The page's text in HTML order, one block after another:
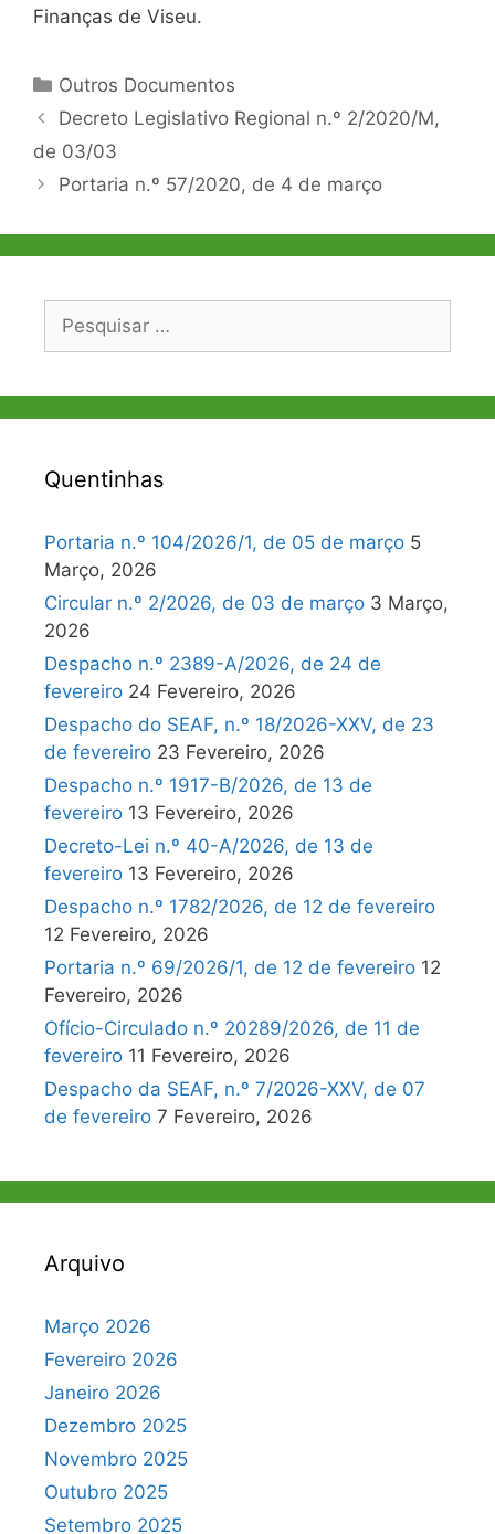
Finanças de Viseu.
Categorias
Outros Documentos
Navegação
de
Decreto Legislativo Regional n.º 2/2020/M,
de 03/03
Portaria n.º 57/2020, de 4 de março
Pesquisar
Quentinhas
Portaria n.º 104/2026/1, de 05 de março 5
Março, 2026
Circular n.º 2/2026, de 03 de março 3 Março,
2026
Despacho n.º 2389-A/2026, de 24 de
fevereiro 24 Fevereiro, 2026
Despacho do SEAF, n.º 18/2026-XXV, de 23
de fevereiro 23 Fevereiro, 2026
Despacho n.º 1917-B/2026, de 13 de
fevereiro 13 Fevereiro, 2026
Decreto-Lei n.º 40-A/2026, de 13 de
fevereiro 13 Fevereiro, 2026
Despacho n.º 1782/2026, de 12 de fevereiro
12 Fevereiro, 2026
Portaria n.º 69/2026/1, de 12 de fevereiro 12
Fevereiro, 2026
Ofício-Circulado n.º 20289/2026, de 11 de
fevereiro 11 Fevereiro, 2026
Despacho da SEAF, n.º 7/2026-XXV, de 07
de fevereiro 7 Fevereiro, 2026
Arquivo
Março 2026
Fevereiro 2026
Janeiro 2026
Dezembro 2025
Novembro 2025
Outubro 2025
Setembro 2025